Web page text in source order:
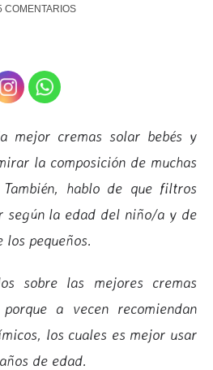
COMENTARIOS
mejor cremas solar bebés y
la composición de muchas
hablo de que filtros
según la edad del niño/a y de
pequeños.
sobre las mejores cremas
a vecen recomiendan
los cuales es mejor usar
de edad.